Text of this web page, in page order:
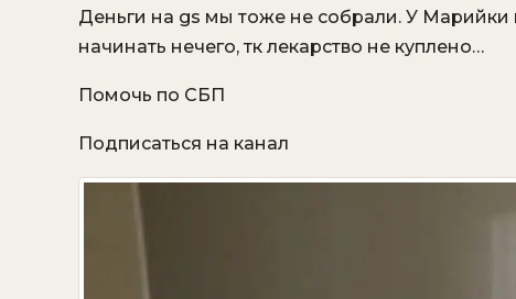
Деньги на gs мы тоже не собрали. У Марийки
начинать нечего, тк лекарство не куплено…
Помочь по СБП
Подписаться на канал